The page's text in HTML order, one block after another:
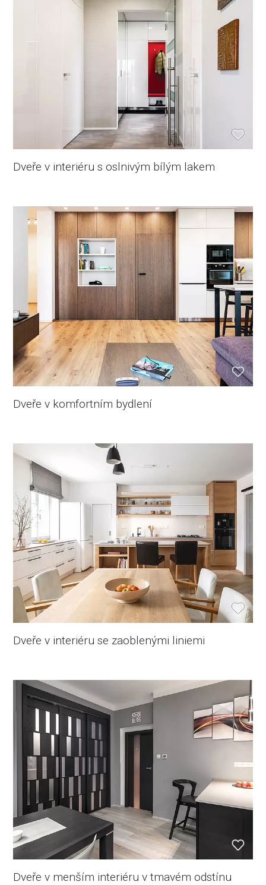
Dveře v interiéru s oslnivým bílým lakem
Dveře v komfortním bydlení
Dveře v interiéru se zaoblenými liniemi
Dveře v menším interiéru v tmavém odstínu